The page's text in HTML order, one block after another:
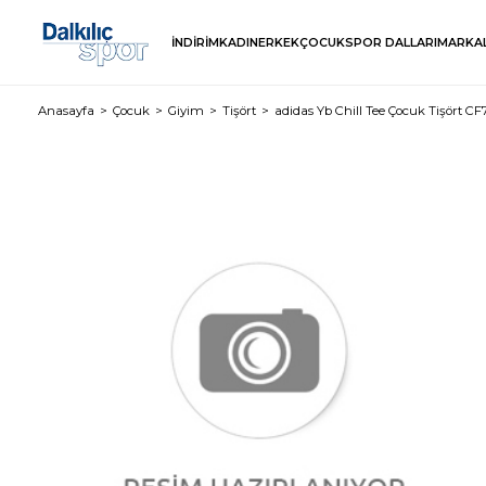
İNDİRİMKADINERKEKÇOCUKSPOR DALLARI
Anasayfa Çocuk Giyim Tişört adidas Yb Chill Tee Çocuk Tişört